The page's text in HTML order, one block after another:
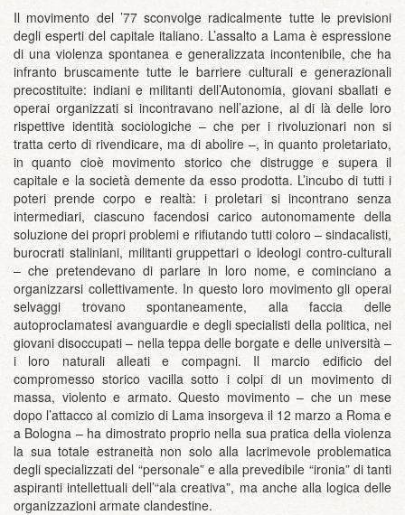
Il movimento del ’77 sconvolge radicalmente tutte le previsioni
degli esperti del capitale italiano. L’assalto a Lama è espressione
di una violenza spontanea e generalizzata incontenibile, che ha
infranto bruscamente tutte le barriere culturali e generazionali
precostituite: indiani e militanti dell’Autonomia, giovani sballati e
operai organizzati si incontravano nell’azione, al di là delle loro
rispettive identità sociologiche – che per i rivoluzionari non si
tratta certo di rivendicare, ma di abolire –, in quanto proletariato,
in quanto cioè movimento storico che distrugge e supera il
capitale e la società demente da esso prodotta. L’incubo di tutti i
poteri prende corpo e realtà: i proletari si incontrano senza
intermediari, ciascuno facendosi carico autonomamente della
soluzione dei propri problemi e rifiutando tutti coloro – sindacalisti,
burocrati staliniani, militanti gruppettari o ideologi contro-culturali
– che pretendevano di parlare in loro nome, e cominciano a
organizzarsi collettivamente. In questo loro movimento gli operai
selvaggi trovano spontaneamente, alla faccia delle
autoproclamatesi avanguardie e degli specialisti della politica, nei
giovani disoccupati – nella teppa delle borgate e delle università –
i loro naturali alleati e compagni. Il marcio edificio del
compromesso storico vacilla sotto i colpi di un movimento di
massa, violento e armato. Questo movimento – che un mese
dopo l’attacco al comizio di Lama insorgeva il 12 marzo a Roma e
a Bologna – ha dimostrato proprio nella sua pratica della violenza
la sua totale estraneità non solo alla lacrimevole problematica
degli specializzati del “personale” e alla prevedibile “ironia” di tanti
aspiranti intellettuali dell’“ala creativa”, ma anche alla logica delle
organizzazioni armate clandestine.